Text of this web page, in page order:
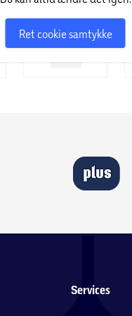
Ret cookie samtykke
Services